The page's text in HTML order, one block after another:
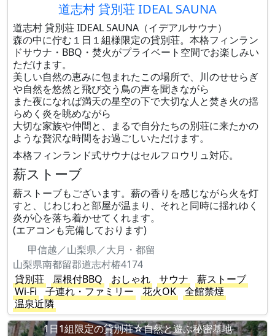
道志村 貸別荘 IDEAL SAUNA
道志村 貸別荘 IDEAL SAUNA（イデアルサウナ）
森の中に佇む１日１組様限定の貸別荘。本格フィンラン
ドサウナ・BBQ・焚火がプライベート空間でお楽しみい
ただけます。
美しい自然の恵みに包まれたこの場所で、川のせせらぎ
や自然を悠然と飛び交う鳥の声を聞きながら
また夜になれば満天の星空の下で大切な人と焚き火の揺
らめく炎を眺めながら
大切な家族や仲間と、まるで自分たちの別荘に来たかの
ような贅沢な時間をお過ごしいただけます。
本格フィンランド式サウナはセルフロウリュ対応。
薪ストーブ
薪ストーブもございます。薪の香りを感じながら火を灯
すと、じわじわと部屋が温まり、それと同時に揺れゆく
炎が心を落ち着かせてくれます。
(エアコンも完備しております)
甲信越／山梨県／大月・都留
山梨県南都留郡道志村椿4174
貸別荘
屋根付BBQ おしゃれ サウナ
薪ストーブ
Wi-Fi
子連れ・ファミリー 花火OK
全館禁煙
温泉近隣
1日1組限定の貸別荘☆自然と遊ぶ秘密基地